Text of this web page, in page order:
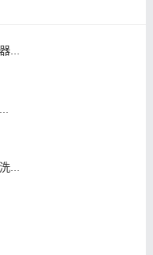
...
...